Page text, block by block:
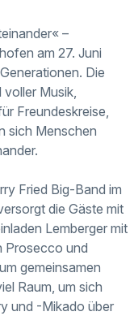
–
am 27. Juni
Die
Musik,
Freundeskreise,
sich Menschen
Fried Big-Band im
die Gäste mit
Lemberger mit
Prosecco und
gemeinsamen
Raum, um sich
und -Mikado über